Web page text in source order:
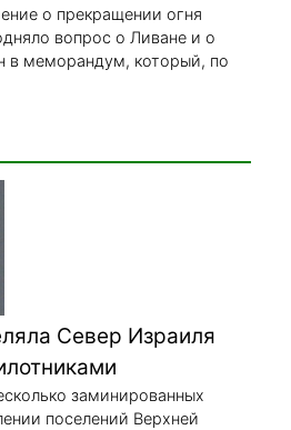
о прекращении огня
вопрос о Ливане и о
в меморандум, который, по
Север Израиля
заминированных
поселений Верхней